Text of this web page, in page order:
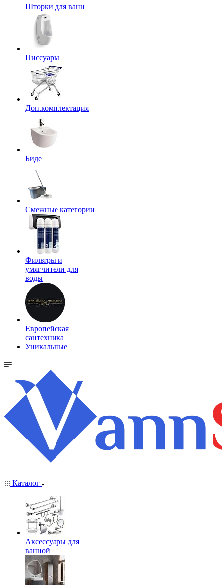
Шторки для ванн
Писсуары
Доп.комплектация
Биде
Смежные категории
Фильтры и
умягчители для
воды
Европейская
сантехника
Уникальные
Каталог
Аксессуары для
ванной